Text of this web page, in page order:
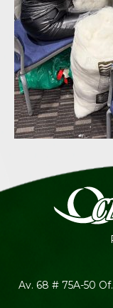
Av. 68 # 75A-50